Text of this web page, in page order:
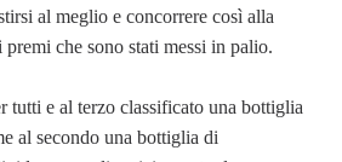
al meglio e concorrere così alla
che sono stati messi in palio.
tutti e al terzo classificato una bottiglia
al secondo una bottiglia di